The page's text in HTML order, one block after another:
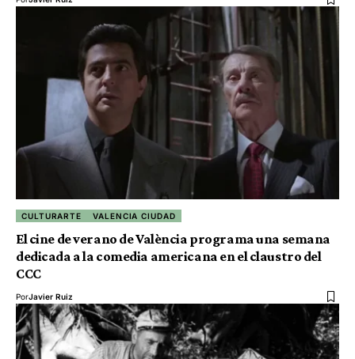
CULTURARTE VALENCIA CIUDAD
El cine de verano de València programa una semana
dedicada a la comedia americana en el claustro del
CCC
PorJavier Ruiz